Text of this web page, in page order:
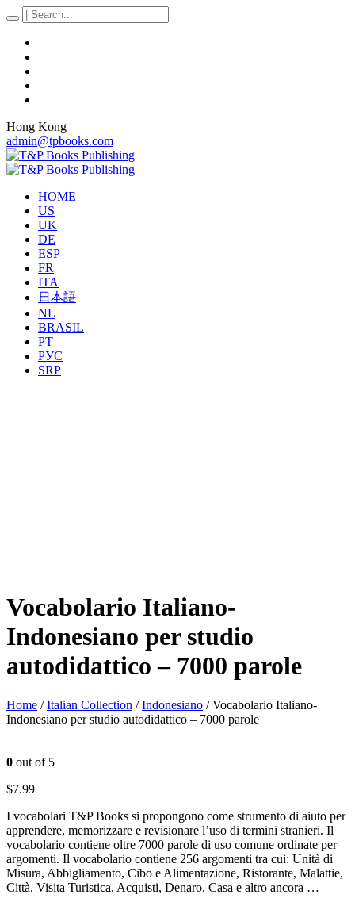
Hong Kong
admin@tpbooks.com
HOME
US
UK
DE
ESP
FR
ITA
日本語
NL
BRASIL
PT
РУС
SRP
Vocabolario Italiano-
Indonesiano per studio
autodidattico – 7000 parole
Home /Italian Collection /Indonesiano / Vocabolario Italiano-
Indonesiano per studio autodidattico – 7000 parole
0 out of 5
$7.99
I vocabolari T&P Books si propongono come strumento di aiuto per
apprendere, memorizzare e revisionare l’uso di termini stranieri. Il
vocabolario contiene oltre 7000 parole di uso comune ordinate per
argomenti. Il vocabolario contiene 256 argomenti tra cui: Unità di
Misura, Abbigliamento, Cibo e Alimentazione, Ristorante, Malattie,
Città, Visita Turistica, Acquisti, Denaro, Casa e altro ancora …